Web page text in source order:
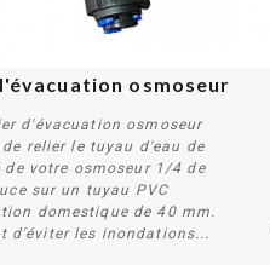
Plus de détails
osmoseur
d'évacuation osmoseur
relier le tuyau d'eau de
de votre osmoseur 1/4 de
sur un tuyau PVC
domestique de 40 mm.
d'éviter les inondations...